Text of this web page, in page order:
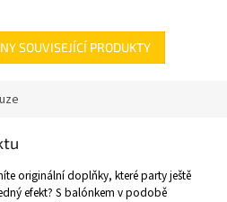
SOUVISEJÍCÍ PRODUKTY
originální doplňky, které party ještě
efekt? S balónkem v podobě